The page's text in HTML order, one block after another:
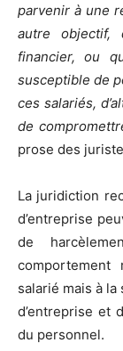
parvenir à une
autre objectif,
financier, ou
susceptible de
ces salariés,
de
prose des
La juridiction
d’entreprise
de
salarié mais à
d’entreprise et
du personnel.